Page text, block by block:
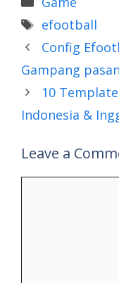
Tags
efootball
Config
Gampang
10
Indonesia &
Leave a